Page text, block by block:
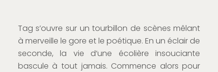
Tag s’ouvre sur un tourbillon de scènes mêlant
à merveille le gore et le poétique. En un éclair de
seconde, la vie d’une écolière insouciante
bascule à tout jamais. Commence alors pour